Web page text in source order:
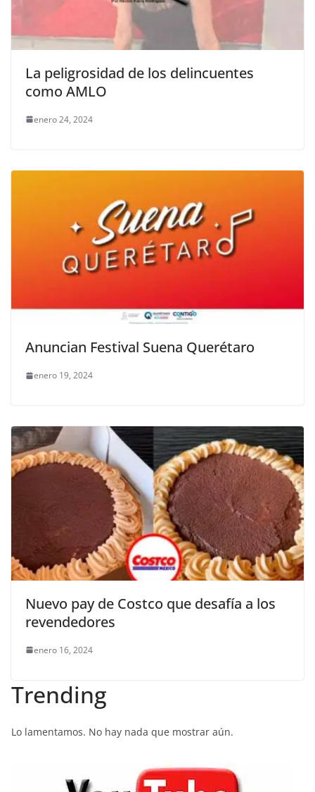
La peligrosidad de los delincuentes
como AMLO
enero 24, 2024
Anuncian Festival Suena Querétaro
enero 19, 2024
Nuevo pay de Costco que desafía a los
revendedores
enero 16, 2024
Trending
Lo lamentamos. No hay nada que mostrar aún.